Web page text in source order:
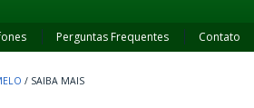
Perguntas Frequentes Contato
/ SAIBA MAIS